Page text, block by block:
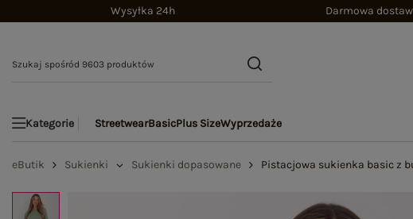
Wysyłka 24h Darmowa
Kategorie StreetwearBasicPlus SizeWyprzedaże
eButik Sukienki Sukienki dopasowane Pistacjowa sukienka basic z